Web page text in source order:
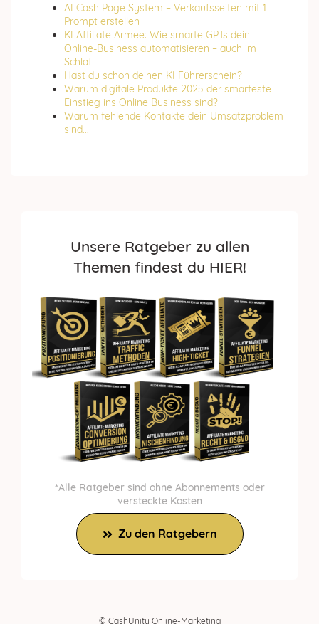
AI Cash Page System – Verkaufsseiten mit 1
Prompt erstellen
KI Affiliate Armee: Wie smarte GPTs dein
Online-Business automatisieren – auch im
Schlaf
Hast du schon deinen KI Führerschein?
Warum digitale Produkte 2025 der smarteste
Einstieg ins Online Business sind?
Warum fehlende Kontakte dein Umsatzproblem
sind...
Unsere Ratgeber zu allen
Themen findest du HIER!
*Alle Ratgeber sind ohne Abonnements oder
versteckte Kosten
Zu den Ratgebern
© CashUnity Online-Marketing